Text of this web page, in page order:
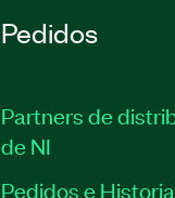
Pedidos
Partners de
de NI
Pedidos e